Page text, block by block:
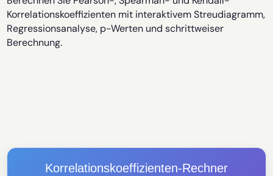
Korrelationskoeffizienten mit interaktivem Streudiagramm,
Regressionsanalyse, p-Werten und schrittweiser
Berechnung.
Korrelationskoeffizienten-Rechner